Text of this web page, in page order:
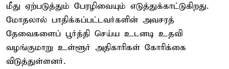
மீது ஏற்படுத்தும் பேரழிவையும் எடுத்துக்காட்டுகிறது.
மோதலால் பாதிக்கப்பட்டவர்களின் அவசரத்
தேவைகளைப் பூர்த்தி செய்ய உடனடி உதவி
வழங்குமாறு உள்ளூர் அதிகாரிகள் கோரிக்கை
விடுத்துள்ளனர்.